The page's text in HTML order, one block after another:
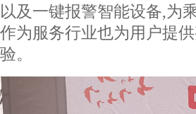
以及一键报警智能设备,为
作为服务行业也为用户提
验。